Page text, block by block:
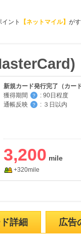
ント 【ネットマイル】 が
新規カード発行完了（カー
獲得期間
？ : 90日程度
通帳反映
？ : ３日以内
3,200
+320mile
詳細 広告